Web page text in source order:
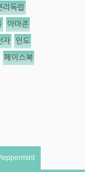
리독립
아마존
자 인도
페이스북